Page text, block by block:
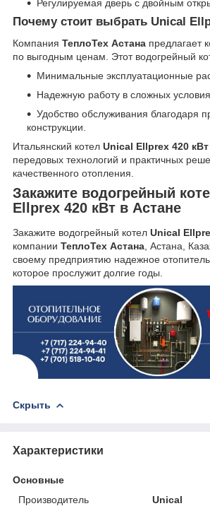
Регулируемая дверь с двойным
Почему стоит выбрать Unical
Компания ТеплоТех Астана предлагает
по выгодным ценам. Этот водогрейный
Минимальные эксплуатационные
Надежную работу в сложных
Удобство обслуживания благодаря
конструкции.
Итальянский котел Unical Ellprex 420 кВт
передовых технологий и практичных
качественного отопления.
Закажите водогрейный
Ellprex 420 кВт в Астане
Закажите водогрейный котел Unical
компании ТеплоТех Астана, Астана,
своему предприятию надежное
которое прослужит долгие годы.
Скрыть
Характеристики
Основные
Производитель
Unical